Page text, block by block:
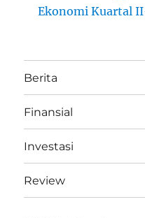
Ekonomi Kuartal
Berita
Finansial
Investasi
Review